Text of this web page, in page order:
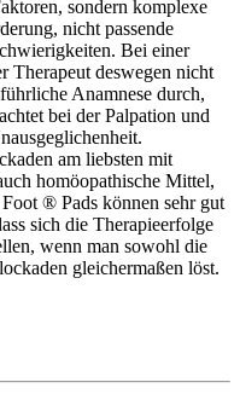
sondern komplexe
nicht passende
Bei einer
Therapeut deswegen nicht
Anamnese durch,
bei der Palpation und
am liebsten mit
homöopathische Mittel,
® Pads können sehr gut
sich die Therapieerfolge
wenn man sowohl die
gleichermaßen löst.